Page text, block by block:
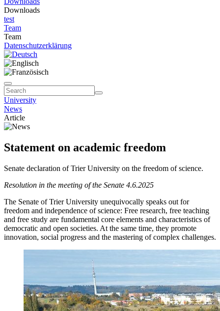
Downloads
test
Team
Team
Datenschutzerklärung
University
News
Article
Statement on academic freedom
Senate declaration of Trier University on the freedom of science.
Resolution in the meeting of the Senate 4.6.2025
The Senate of Trier University unequivocally speaks out for
freedom and independence of science: Free research, free teaching
and free study are fundamental core elements and characteristics of
democratic and open societies. At the same time, they promote
innovation, social progress and the mastering of complex challenges.